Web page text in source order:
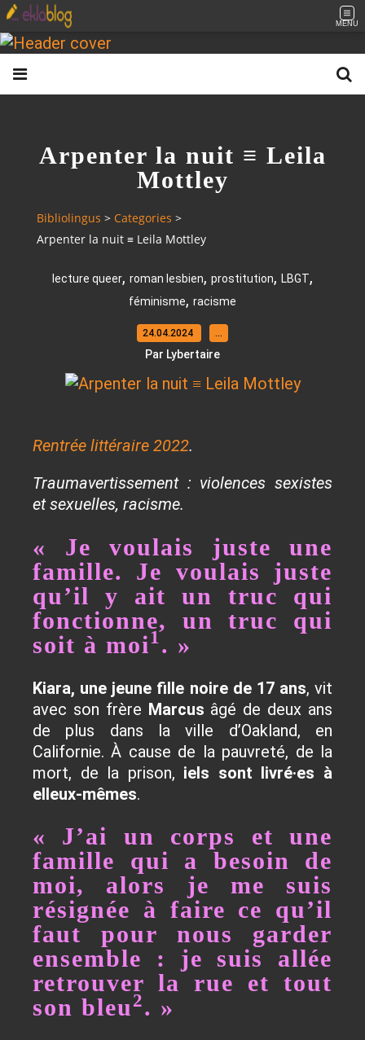
MENU
Arpenter la nuit ≡ Leila
Mottley
Bibliolingus > Categories >
Arpenter la nuit ≡ Leila Mottley
lecture queer, roman lesbien, prostitution, LBGT,
féminisme, racisme
24.04.2024 …
Par Lybertaire
Rentrée littéraire 2022.
Traumavertissement : violences sexistes
et sexuelles, racisme.
« Je voulais juste une
famille. Je voulais juste
qu’il y ait un truc qui
fonctionne, un truc qui
soit à moi1. »
Kiara, une jeune fille noire de 17 ans, vit
avec son frère Marcus âgé de deux ans
de plus dans la ville d’Oakland, en
Californie. À cause de la pauvreté, de la
mort, de la prison, iels sont livré·es à
elleux-mêmes.
« J’ai un corps et une
famille qui a besoin de
moi, alors je me suis
résignée à faire ce qu’il
faut pour nous garder
ensemble : je suis allée
retrouver la rue et tout
son bleu 2. »